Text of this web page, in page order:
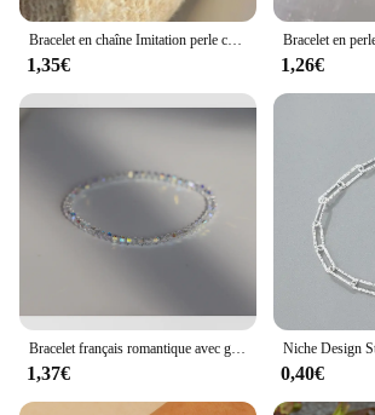
1,35€ 1,26€
1,37€ 0,40€